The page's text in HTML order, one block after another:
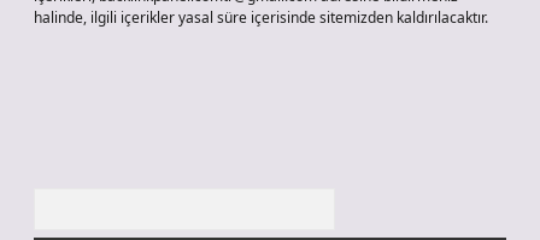
halinde, ilgili içerikler yasal süre içerisinde sitemizden kaldırılacaktır.